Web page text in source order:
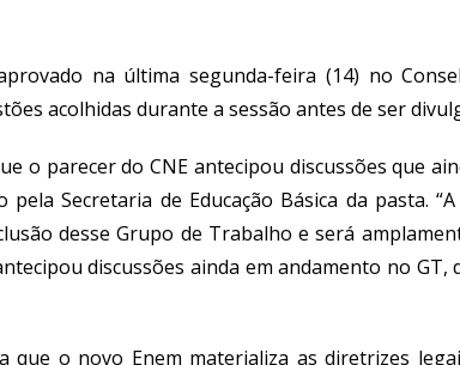
na última segunda-feira (14) no
acolhidas durante a sessão antes de ser
o parecer do CNE antecipou discussões que
Secretaria de Educação Básica da pasta.
desse Grupo de Trabalho e será
discussões ainda em andamento no GT,
que o novo Enem materializa as diretrizes